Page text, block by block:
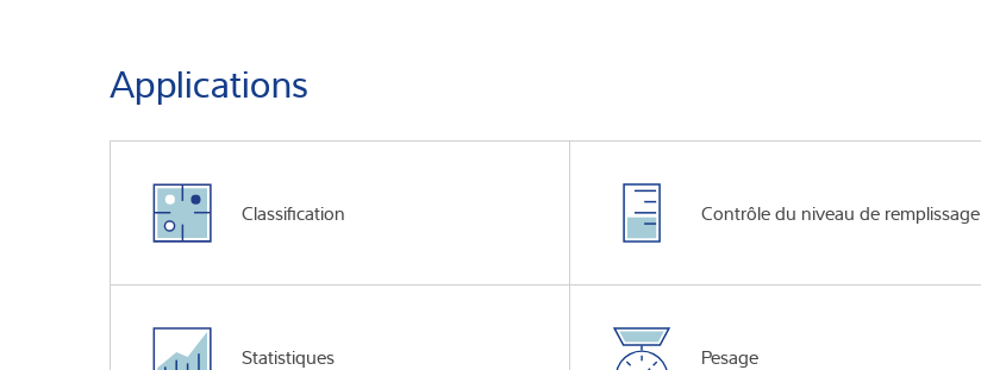
Applications
Classification Contrôle du niveau de remplissage
Statistiques Pesage